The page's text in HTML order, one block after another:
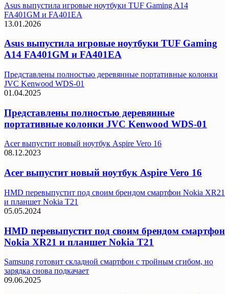
Asus выпустила игровые ноутбуки TUF Gaming A14
FA401GM и FA401EA
13.01.2026
Asus выпустила игровые ноутбуки TUF Gaming
A14 FA401GM и FA401EA
Представлены полностью деревянные портативные колонки
JVC Kenwood WDS-01
01.04.2025
Представлены полностью деревянные
портативные колонки JVC Kenwood WDS-01
Acer выпустит новый ноутбук Aspire Vero 16
08.12.2023
Acer выпустит новый ноутбук Aspire Vero 16
HMD перевыпустит под своим брендом смартфон Nokia XR21
и планшет Nokia T21
05.05.2024
HMD перевыпустит под своим брендом смартфон
Nokia XR21 и планшет Nokia T21
Samsung готовит складной смартфон с тройным сгибом, но
зарядка снова подкачает
09.06.2025